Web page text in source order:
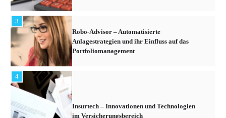
4
Insurtech – Innovationen und Technologien
im Versicherungsbereich
5
Crowdfunding für Unternehmen –